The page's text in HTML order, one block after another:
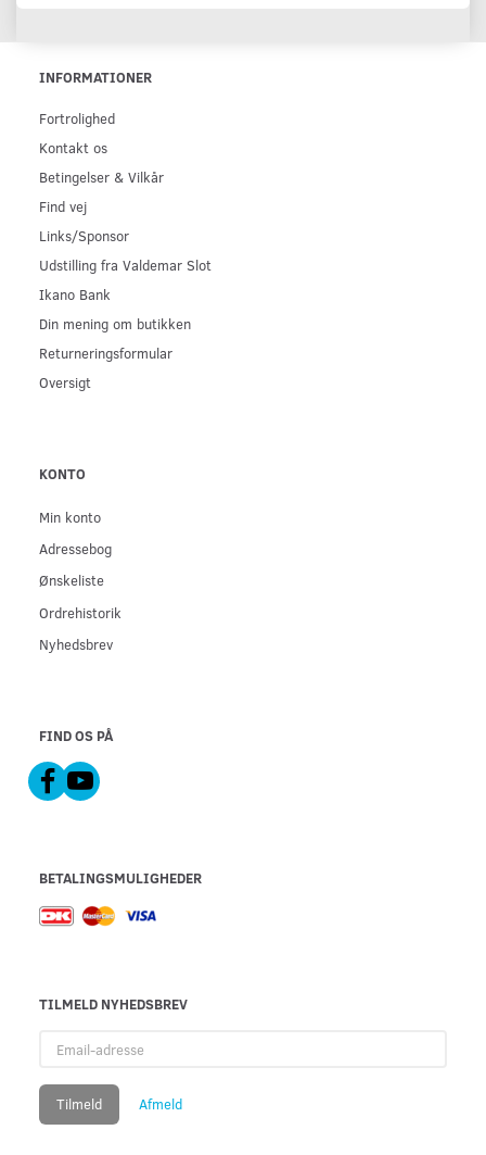
INFORMATIONER
Fortrolighed
Kontakt os
Betingelser & Vilkår
Find vej
Links/Sponsor
Udstilling fra Valdemar Slot
Ikano Bank
Din mening om butikken
Returneringsformular
Oversigt
KONTO
Min konto
Adressebog
Ønskeliste
Ordrehistorik
Nyhedsbrev
FIND OS PÅ
BETALINGSMULIGHEDER
TILMELD NYHEDSBREV
adresse
Tilmeld Afmeld